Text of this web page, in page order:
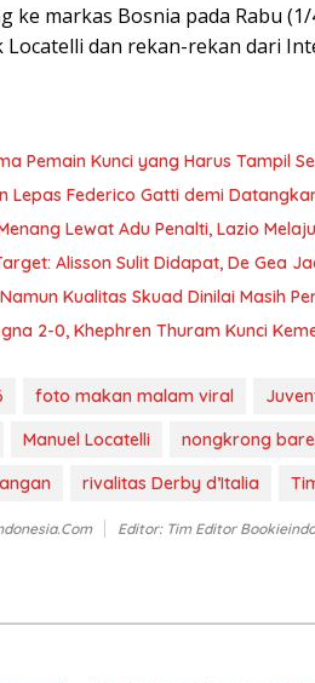
ke markas Bosnia pada Rabu
Locatelli dan rekan-rekan dari
Pemain Kunci yang Harus Tampil
Lepas Federico Gatti demi
Lewat Adu Penalti, Lazio
Alisson Sulit Didapat, De Gea
Kualitas Skuad Dinilai Masih
2-0, Khephren Thuram Kunci
foto makan malam viral
Manuel Locatelli
nongkrong
rivalitas Derby d’Italia
Editor: Tim Editor